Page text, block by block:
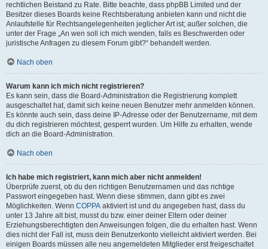
rechtlichen Beistand zu Rate. Bitte beachte, dass phpBB Limited und der
Besitzer dieses Boards keine Rechtsberatung anbieten kann und nicht die
Anlaufstelle für Rechtsangelegenheiten jeglicher Art ist; außer solchen, die
unter der Frage „An wen soll ich mich wenden, falls es Beschwerden oder
juristische Anfragen zu diesem Forum gibt?“ behandelt werden.
Nach oben
Warum kann ich mich nicht registrieren?
Es kann sein, dass die Board-Administration die Registrierung komplett
ausgeschaltet hat, damit sich keine neuen Benutzer mehr anmelden können.
Es könnte auch sein, dass deine IP-Adresse oder der Benutzername, mit dem
du dich registrieren möchtest, gesperrt wurden. Um Hilfe zu erhalten, wende
dich an die Board-Administration.
Nach oben
Ich habe mich registriert, kann mich aber nicht anmelden!
Überprüfe zuerst, ob du den richtigen Benutzernamen und das richtige
Passwort eingegeben hast. Wenn diese stimmen, dann gibt es zwei
Möglichkeiten. Wenn COPPA aktiviert ist und du angegeben hast, dass du
unter 13 Jahre alt bist, musst du bzw. einer deiner Eltern oder deiner
Erziehungsberechtigten den Anweisungen folgen, die du erhalten hast. Wenn
dies nicht der Fall ist, muss dein Benutzerkonto vielleicht aktiviert werden. Bei
einigen Boards müssen alle neu angemeldeten Mitglieder erst freigeschaltet